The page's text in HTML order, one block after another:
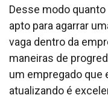
Desse modo
apto para agarrar
vaga dentro da
maneiras de
um empregado que
atualizando é